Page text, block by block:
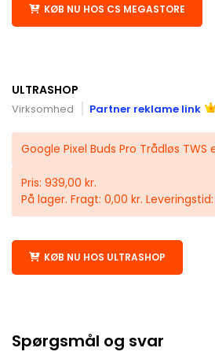
KØB NU HOS CS MEGASTORE
ULTRASHOP
Virksomhed Partner reklame link
Google Pixel Buds Pro Trådløs TWS
Pris: 939,00 kr.
På lager. Fragt: 0,00 kr.
KØB NU HOS ULTRASHOP
Spørgsmål og svar